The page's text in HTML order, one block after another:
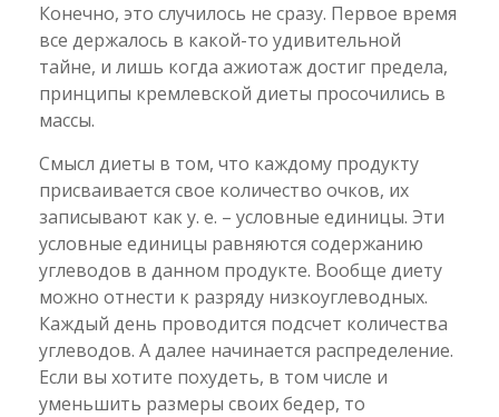
Конечно, это случилось не сразу. Первое время
все держалось в какой-то удивительной
тайне, и лишь когда ажиотаж достиг предела,
принципы кремлевской диеты просочились в
массы.
Смысл диеты в том, что каждому продукту
присваивается свое количество очков, их
записывают как у. е. – условные единицы. Эти
условные единицы равняются содержанию
углеводов в данном продукте. Вообще диету
можно отнести к разряду низкоуглеводных.
Каждый день проводится подсчет количества
углеводов. А далее начинается распределение.
Если вы хотите похудеть, в том числе и
уменьшить размеры своих бедер, то